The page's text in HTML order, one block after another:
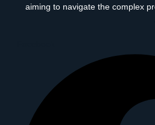
aiming to navigate the complex